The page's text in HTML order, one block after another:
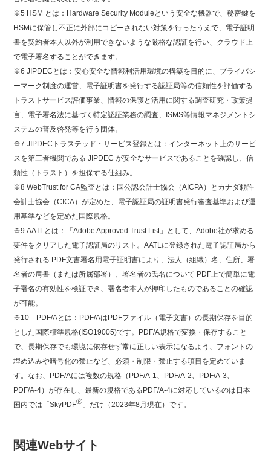
※5 HSM とは：Hardware Security Moduleという安全な機器で、秘密鍵を
HSMに保管し不正に外部にコピーされない対策を行ったうえで、電子証明
書を契約者本人以外が利用できないような厳格な認証を行い、クラウド上
で電子署名することができます。
※6 JIPDECとは：安心安全な情報利活用環境の構築を目的に、プライバシ
ーマーク制度の運営、電子証明書を発行する認証局等の信頼性を評価する
トラストサービス評価事業、情報の保護と活用に関する調査研究・政策提
言、電子署名法に基づく特定認証業務の調査、ISMS等情報マネジメントシ
ステムの普及啓発等を行う団体。
※7 JIPDECトラステッド・サービス登録とは：インターネット上のサービ
スを第三者機関である JIPDEC が安全なサービスであることを確認し、信
頼性（トラスト）を担保する仕組み。
※8 WebTrust for CA監査とは：国公認会計士協会（AICPA）とカナダ勅許
会計士協会（CICA）が定めた、電子認証局の証明書発行審査基準および運
用基準などを定めた国際規格。
※9 AATLとは：「Adobe Approved Trust List」として、Adobe社が求める
要件をクリアした電子認証局のリスト。AATLに登録された電子認証局から
発行される PDF文書署名用電子証明書により、法人（組織）名、住所、署
名者の肩書（または所属部署）、署名者の氏名について PDF上で簡単に電
子署名の有効性を検証でき、署名者本人が押印したものであることの確認
が可能。
※10 PDF/Aとは：PDF/AはPDFファイル（電子文書）の長期保存を目的
とした国際標準規格(ISO19005)です。PDF/A規格で変換・保存すること
で、長期保存でも環境に依存せず常に正しい表示になるよう、フォントの
埋め込みや暗号化の禁止など、必須・制限・禁止する項目を定めていま
す。なお、PDF/Aには複数の規格（PDF/A-1、PDF/A-2、PDF/A-3、
PDF/A-4）が存在し、最新の規格であるPDF/A-4に対応しているのは日本
国内では「SkyPDFⓇ 」だけ（2023年8月現在）です。
関連Webサイト